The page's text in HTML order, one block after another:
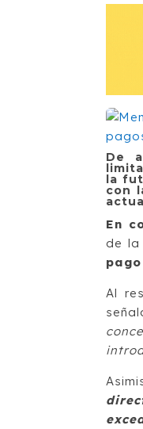
De
la
con
En
de la
Al